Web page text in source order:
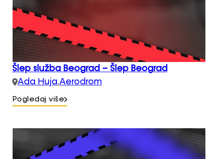
Šlep služba Beograd – Šlep Beograd
Ada Huja,Aerodrom
Pogledaj više